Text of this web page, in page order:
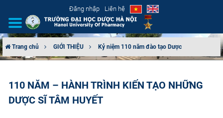
Đăng nhập Liên hệ
CƠ CẤU TỔ CHỨC
Trang chủ GIỚI THIỆU Kỷ niệm 110 năm đào tạo Dược
110 NĂM – HÀNH TRÌNH KIẾN TẠO NHỮNG
DƯỢC SĨ TÂM HUYẾT